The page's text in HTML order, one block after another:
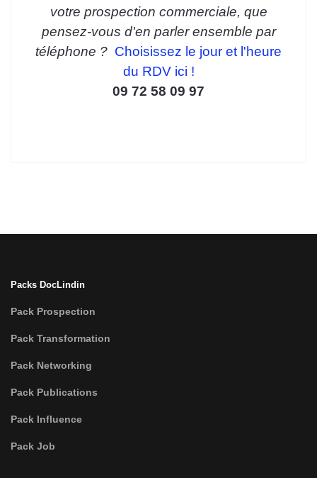
votre prospection commerciale, que
pensez-vous d'en parler ensemble par
téléphone ? Choisissez le jour et l'heure
du RDV ici !
09 72 58 09 97
Packs DocLindin
Pack Prospection
Pack Transformation
Pack Networking
Pack Publications
Pack Influence
Pack Job